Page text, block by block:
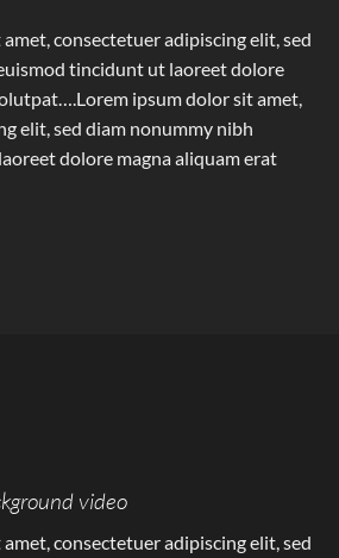
consectetuer adipiscing elit, sed
tincidunt ut laoreet dolore
ipsum dolor sit amet,
elit, sed diam nonummy nibh
dolore magna aliquam erat
video
consectetuer adipiscing elit, sed